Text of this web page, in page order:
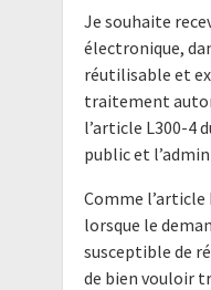
Je souhaite
électronique,
réutilisable et
traitement
l’article L300-4
public et
Comme l’article
lorsque le
susceptible de
de bien vouloir